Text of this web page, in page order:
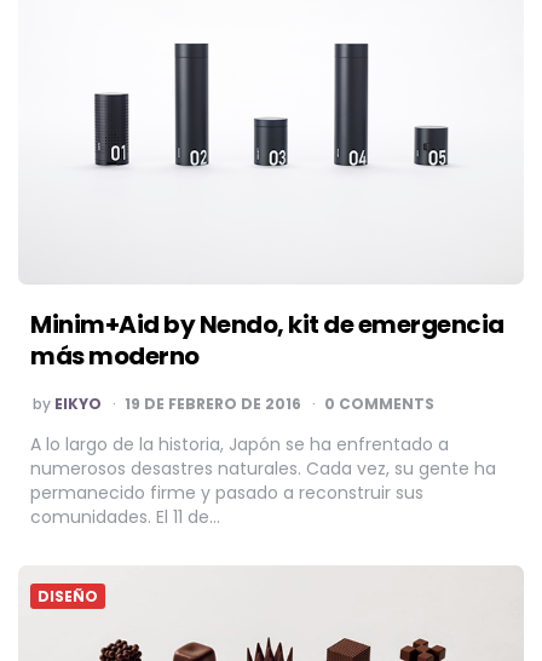
Minim+Aid by Nendo, kit de emergencia
más moderno
POSTED
BY
by EIKYO 19 DE FEBRERO DE 2016 0 COMMENTS
A lo largo de la historia, Japón se ha enfrentado a
numerosos desastres naturales. Cada vez, su gente ha
permanecido firme y pasado a reconstruir sus
comunidades. El 11 de…
DISEÑO